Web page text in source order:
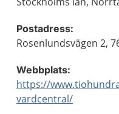
Postadress:
Rosenlundsvägen 2,
Webbplats:
https://
vardcentral/